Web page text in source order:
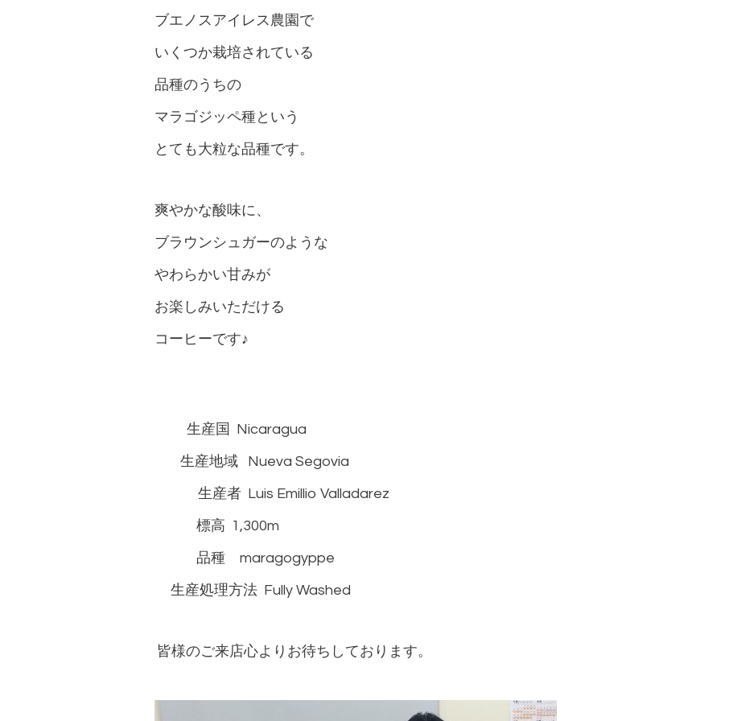
ブエノスアイレス農園で
いくつか栽培されている
品種のうちの
マラゴジッペ種という
とても大粒な品種です。
爽やかな酸味に、
ブラウンシュガーのような
やわらかい甘みが
お楽しみいただける
コーヒーです♪
生産国 Nicaragua
生産地域 Nueva Segovia
生産者 Luis Emillio Valladarez
標高 1,300m
品種 maragogyppe
生産処理方法 Fully Washed
皆様のご来店心よりお待ちしております。